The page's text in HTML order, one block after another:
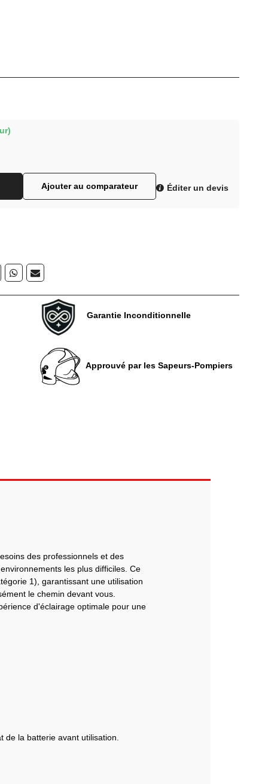
Ajouter au comparateur Éditer un devis
Garantie Inconditionnelle
Approuvé par les Sapeurs-Pompiers
des professionnels et des
les plus difficiles. Ce
1), garantissant une utilisation
le chemin devant vous.
d'éclairage optimale pour une
la batterie avant utilisation.